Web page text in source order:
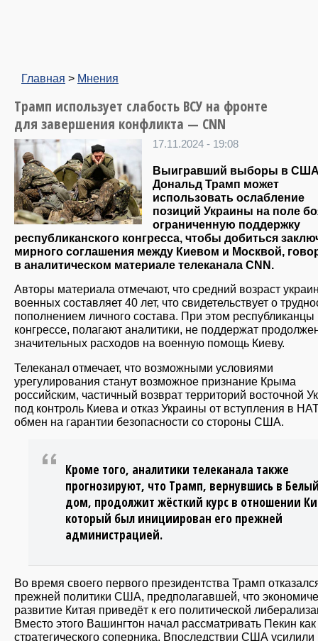
Главная > Мнения
Трамп использует слабость ВСУ на фронте
для завершения конфликта — CNN
17.11.2024 - 19:08
Выигравший выборы в
Дональд Трамп может
использовать ослабление
позиций Украины на поле
ограниченную поддержку
республиканского конгресса, чтобы добиться
мирного соглашения между Киевом и Москвой,
в аналитическом материале телеканала CNN.
Авторы материала отмечают, что средний возраст
военных составляет 40 лет, что свидетельствует о
пополнением личного состава. При этом республиканцы
конгрессе, полагают аналитики, не поддержат
значительных расходов на военную помощь Киеву.
Телеканал отмечает, что возможными условиями
урегулирования станут возможное признание Крыма
российским, частичный возврат территорий восточной
под контроль Киева и отказ Украины от вступления в
обмен на гарантии безопасности со стороны США.
Кроме того, аналитики телеканала также
прогнозируют, что Трамп, вернувшись в
дом, продолжит жёсткий курс в отношении
который был инициирован его прежней
администрацией.
Во время своего первого президентства Трамп
прежней политики США, предполагавшей, что
развитие Китая приведёт к его политической
Вместо этого Вашингтон начал рассматривать Пекин как
стратегического соперника. Впоследствии США усилили